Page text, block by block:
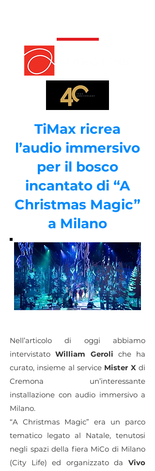
TiMax ricrea
l’audio immersivo
per il bosco
incantato di “A
Christmas Magic”
a Milano
Nell’articolo di oggi abbiamo
intervistatoWilliam Geroli che ha
curato, insieme al service Mister Xdi
Cremona un’interessante
installazione con audio immersivo a
Milano.
“A Christmas Magic” era un parco
tematico legato al Natale, tenutosi
negli spazi della fiera MiCo di Milano
(City Life) ed organizzato da Vivo